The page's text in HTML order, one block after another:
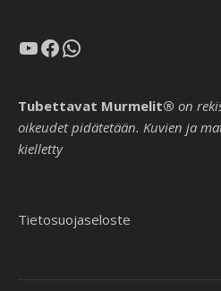
YouTube
Facebook
WhatsApp
Tubettavat Murmelit® on
oikeudet pidätetään. Kuvien ja
kielletty
Tietosuojaseloste